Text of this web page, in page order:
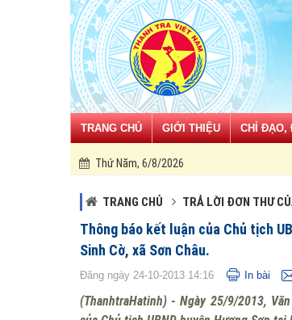
TRANG CHỦ GIỚI THIỆU CHỈ ĐẠO,
Thứ Năm, 6/8/2026
TRANG CHỦ TRẢ LỜI ĐƠN THƯ
Thông báo kết luận của Chủ tịch
Sinh Cờ, xã Sơn Châu.
Đăng ngày 24-10-2013 14:16 In bài
(ThanhtraHatinh) - Ngày 25/9/2013,
Đã kết nối EMC